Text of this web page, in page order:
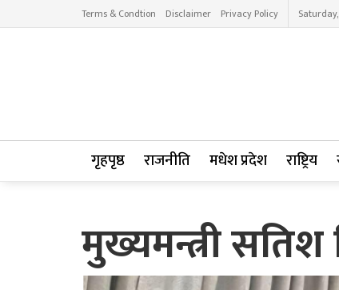
Terms & Condtion Disclaimer Privacy Policy
गृहपृष्ठ राजनीति मधेश प्रदेश राष्ट्रिय
मुख्यमन्त्री